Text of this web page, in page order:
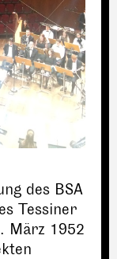
des BSA
Tessiner
März 1952